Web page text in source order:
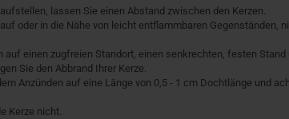
lassen Sie einen Abstand zwischen den Kerzen.
oder in die Nähe von leicht entflammbaren Gegenständen,
auf einen zugfreien Standort, einen senkrechten, festen
Sie den Abbrand Ihrer Kerze.
Anzünden auf eine Länge von 0,5 - 1 cm Dochtlänge und
Kerze nicht.